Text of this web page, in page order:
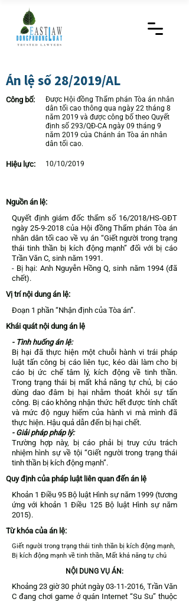
Án lệ số 28/2019/AL
Công bố:
Được Hội đồng Thẩm phán Tòa án nhân
dân tối cao thông qua ngày 22 tháng 8
năm 2019 và được công bố theo Quyết
định số 293/QĐ-CA ngày 09 tháng 9
năm 2019 của Chánh án Tòa án nhân
dân tối cao.
Hiệu lực: 10/10/2019
Nguồn án lệ:
Quyết định giám đốc thẩm số 16/2018/HS-GĐT
ngày 25-9-2018của Hội đồng Thẩm phán Tòa án
nhân dân tối cao về vụ án “Giết người trong trạng
thái tinh thần bị kích động mạnh” đối với bị cáo
Trần Văn C, sinh năm 1991.
- Bị hại: Anh Nguyễn Hồng Q, sinh năm 1994 (đã
chết).
Vị trí nội dung án lệ:
Đoạn 1 phần “Nhận định của Tòa án”.
Khái quát nội dung án lệ
- Tình huống án lệ:
Bị hại đã thực hiện một chuỗi hành vi trái pháp
luật tấn công bị cáo liên tục, kéo dài làm cho bị
cáo bị ức chế tâm lý, kích động về tinh thần.
Trong trạng thái bị mất khả năng tự chủ, bị cáo
dùng dao đâm bị hại nhằm thoát khỏi sự tấn
công. Bị cáo không nhận thức hết được tính chất
và mức độ nguy hiểm của hành vi mà mình đã
thực hiện. Hậu quả dẫn đến bị hại chết.
- Giải pháp pháp lý:
Trường hợp này, bị cáo phải bị truy cứu trách
nhiệm hình sự về tội “Giết người trong trạng thái
tinh thần bị kích động mạnh”.
Quy định của pháp luật liên quan đến án lệ
Khoản 1 Điều 95 Bộ luật Hình sự năm 1999 (tương
ứng với khoản 1 Điều 125 Bộ luật Hình sự năm
2015).
Từ khóa của án lệ:
Giết người trong trạng thái tinh thần bị kích động mạnh,
Bị kích động mạnh về tinh thần, Mất khả năng tự chủ
NỘI DUNG VỤ ÁN:
Khoảng 23 giờ 30 phút ngày 03-11-2016, Trần Văn
C đang chơi game ở quán Internet “Su Su” thuộc